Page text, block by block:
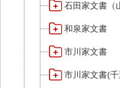
石田家文書（
和泉家文書
市川家文書
市川家文書(